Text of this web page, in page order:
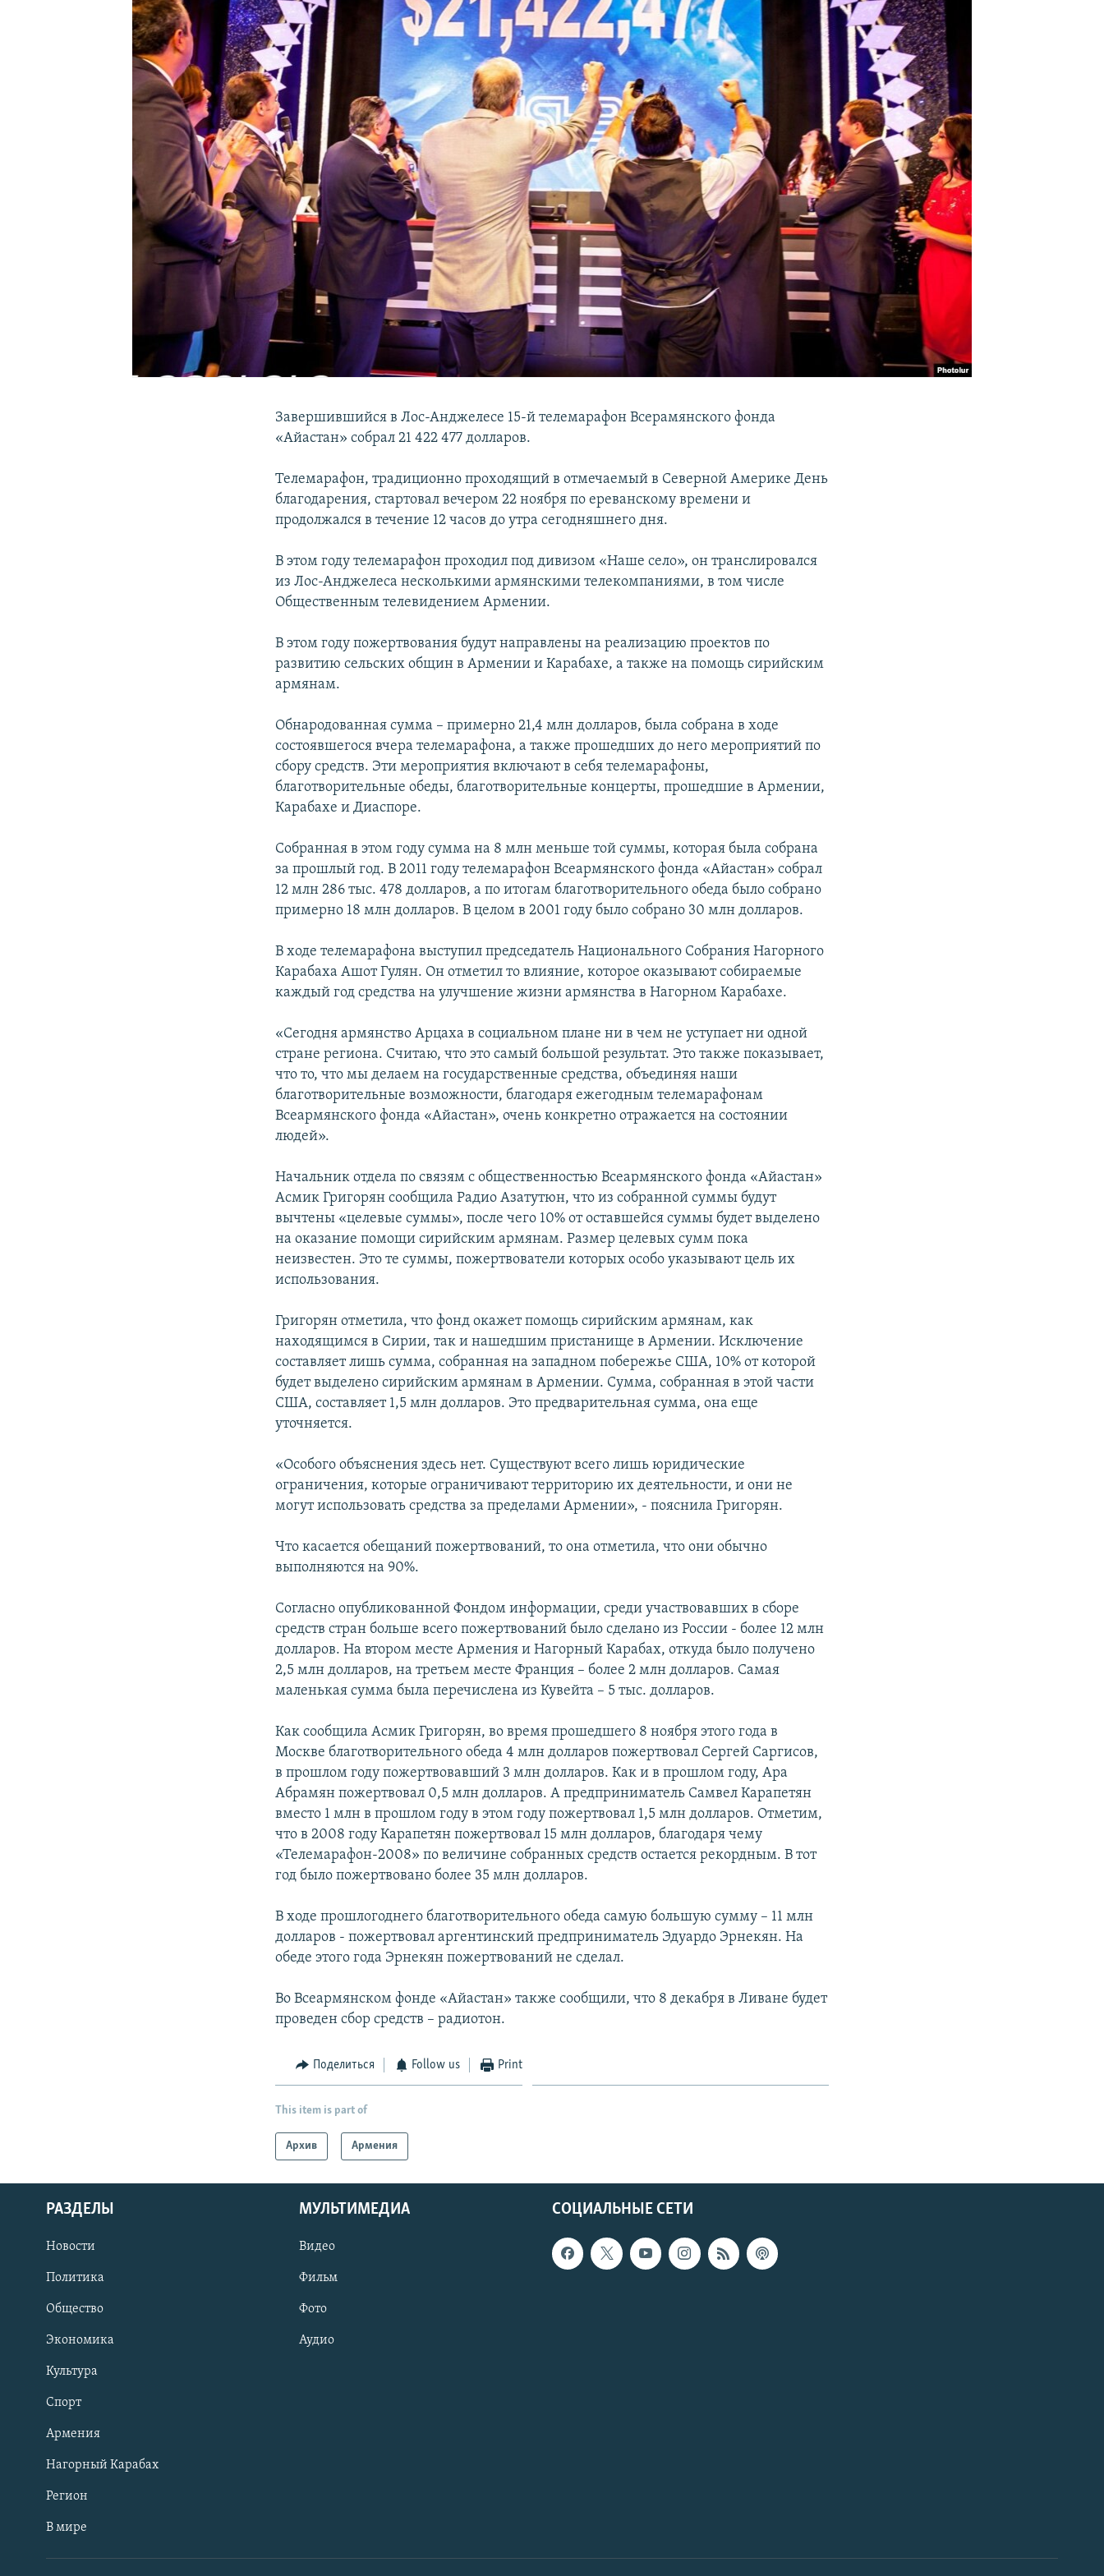
Завершившийся в Лос-Анджелесе 15-й телемарафон Всерамянского фонда
«Айастан» собрал 21 422 477 долларов.
Телемарафон, традиционно проходящий в отмечаемый в Северной Америке День
благодарения, стартовал вечером 22 ноября по ереванскому времени и
продолжался в течение 12 часов до утра сегодняшнего дня.
В этом году телемарафон проходил под дивизом «Наше село», он транслировался
из Лос-Анджелеса несколькими армянскими телекомпаниями, в том числе
Общественным телевидением Армении.
В этом году пожертвования будут направлены на реализацию проектов по
развитию сельских общин в Армении и Карабахе, а также на помощь сирийским
армянам.
Обнародованная сумма – примерно 21,4 млн долларов, была собрана в ходе
состоявшегося вчера телемарафона, а также прошедших до него мероприятий по
сбору средств. Эти мероприятия включают в себя телемарафоны,
благотворительные обеды, благотворительные концерты, прошедшие в Армении,
Карабахе и Диаспоре.
Собранная в этом году сумма на 8 млн меньше той суммы, которая была собрана
за прошлый год. В 2011 году телемарафон Всеармянского фонда «Айастан» собрал
12 млн 286 тыс. 478 долларов, а по итогам благотворительного обеда было собрано
примерно 18 млн долларов. В целом в 2001 году было собрано 30 млн долларов.
В ходе телемарафона выступил председатель Национального Собрания Нагорного
Карабаха Ашот Гулян. Он отметил то влияние, которое оказывают собираемые
каждый год средства на улучшение жизни армянства в Нагорном Карабахе.
«Сегодня армянство Арцаха в социальном плане ни в чем не уступает ни одной
стране региона. Считаю, что это самый большой результат. Это также показывает,
что то, что мы делаем на государственные средства, объединяя наши
благотворительные возможности, благодаря ежегодным телемарафонам
Всеармянского фонда «Айастан», очень конкретно отражается на состоянии
людей».
Начальник отдела по связям с общественностью Всеармянского фонда «Айастан»
Асмик Григорян сообщила Радио Азатутюн, что из собранной суммы будут
вычтены «целевые суммы», после чего 10% от оставшейся суммы будет выделено
на оказание помощи сирийским армянам. Размер целевых сумм пока
неизвестен. Это те суммы, пожертвователи которых особо указывают цель их
использования.
Григорян отметила, что фонд окажет помощь сирийским армянам, как
находящимся в Сирии, так и нашедшим пристанище в Армении. Исключение
составляет лишь сумма, собранная на западном побережье США, 10% от которой
будет выделено сирийским армянам в Армении. Сумма, собранная в этой части
США, составляет 1,5 млн долларов. Это предварительная сумма, она еще
уточняется.
«Особого объяснения здесь нет. Существуют всего лишь юридические
ограничения, которые ограничивают территорию их деятельности, и они не
могут использовать средства за пределами Армении», - пояснила Григорян.
Что касается обещаний пожертвований, то она отметила, что они обычно
выполняются на 90%.
Согласно опубликованной Фондом информации, среди участвовавших в сборе
средств стран больше всего пожертвований было сделано из России - более 12 млн
долларов. На втором месте Армения и Нагорный Карабах, откуда было получено
2,5 млн долларов, на третьем месте Франция – более 2 млн долларов. Самая
маленькая сумма была перечислена из Кувейта – 5 тыс. долларов.
Как сообщила Асмик Григорян, во время прошедшего 8 ноября этого года в
Москве благотворительного обеда 4 млн долларов пожертвовал Сергей Саргисов,
в прошлом году пожертвовавший 3 млн долларов. Как и в прошлом году, Ара
Абрамян пожертвовал 0,5 млн долларов. А предприниматель Самвел Карапетян
вместо 1 млн в прошлом году в этом году пожертвовал 1,5 млн долларов. Отметим,
что в 2008 году Карапетян пожертвовал 15 млн долларов, благодаря чему
«Телемарафон-2008» по величине собранных средств остается рекордным. В тот
год было пожертвовано более 35 млн долларов.
В ходе прошлогоднего благотворительного обеда самую большую сумму – 11 млн
долларов - пожертвовал аргентинский предприниматель Эдуардо Эрнекян. На
обеде этого года Эрнекян пожертвований не сделал.
Во Всеармянском фонде «Айастан» также сообщили, что 8 декабря в Ливане будет
проведен сбор средств – радиотон.
Поделиться Follow us Print
This item is part of
Архив Армения
СОЦИАЛЬНЫЕ СЕТИ
РАЗДЕЛЫ
Новости
Политика
Общество
Экономика
Культура
Спорт
Армения
Нагорный Карабах
Регион
В мире
МУЛЬТИМЕДИА
Видео
Фильм
Фото
Аудио